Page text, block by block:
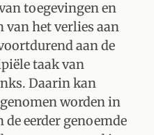
toegevingen en
van het verlies aan
aan de
taak van
Daarin kan
worden in
eerder genoemde